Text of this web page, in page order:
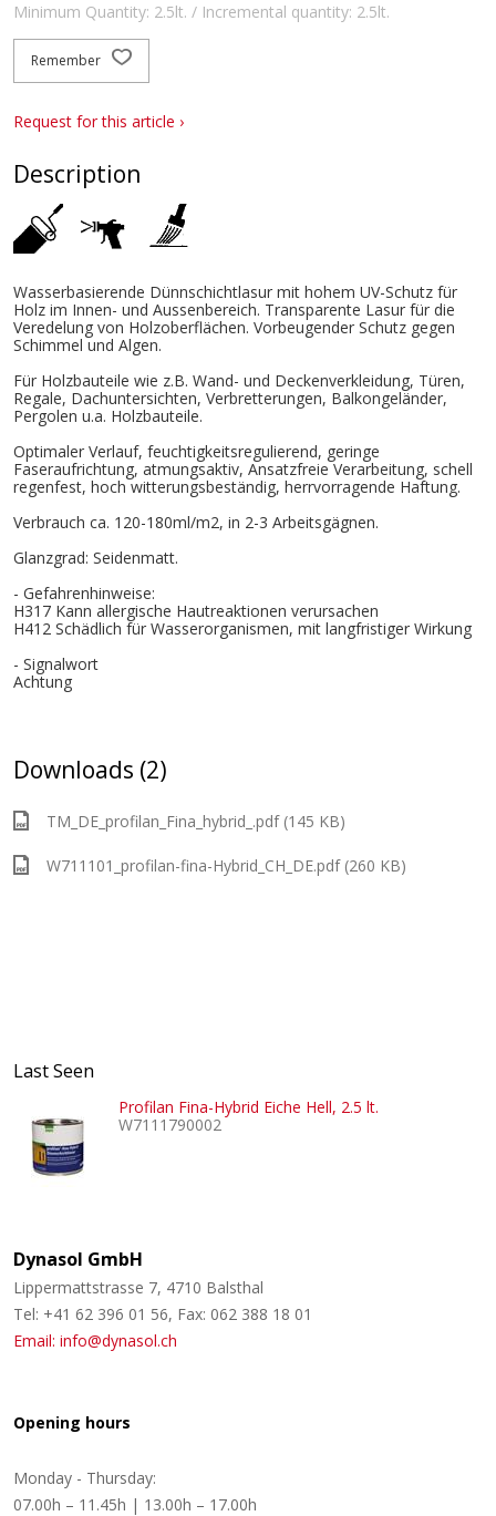
Minimum Quantity: 2.5lt. / Incremental quantity: 2.5lt.
Remember
Request for this article ›
Description
Wasserbasierende Dünnschichtlasur mit hohem UV-Schutz für
Holz im Innen- und Aussenbereich. Transparente Lasur für die
Veredelung von Holzoberflächen. Vorbeugender Schutz gegen
Schimmel und Algen.
Für Holzbauteile wie z.B. Wand- und Deckenverkleidung, Türen,
Regale, Dachuntersichten, Verbretterungen, Balkongeländer,
Pergolen u.a. Holzbauteile.
Optimaler Verlauf, feuchtigkeitsregulierend, geringe
Faseraufrichtung, atmungsaktiv, Ansatzfreie Verarbeitung, schell
regenfest, hoch witterungsbeständig, herrvorragende Haftung.
Verbrauch ca. 120-180ml/m2, in 2-3 Arbeitsgägnen.
Glanzgrad: Seidenmatt.
- Gefahrenhinweise:
H317 Kann allergische Hautreaktionen verursachen
H412 Schädlich für Wasserorganismen, mit langfristiger Wirkung
- Signalwort
Achtung
Downloads (2)
TM_DE_profilan_Fina_hybrid_.pdf (145 KB)
W711101_profilan-fina-Hybrid_CH_DE.pdf (260 KB)
Last Seen
Profilan Fina-Hybrid Eiche Hell, 2.5 lt.
W7111790002
Dynasol GmbH
Lippermattstrasse 7, 4710 Balsthal
Tel: +41 62 396 01 56, Fax: 062 388 18 01
Email: info@dynasol.ch
Opening hours
Monday - Thursday:
07.00h – 11.45h | 13.00h – 17.00h